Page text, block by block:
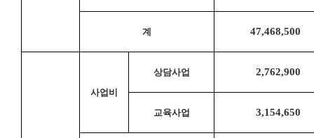
계 47,468,500
사업비
상담사업 2,762,900
교육사업 3,154,650